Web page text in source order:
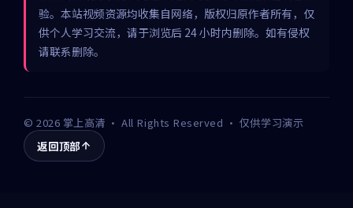
验。本站视频资源均收集自网络，版权归原作者所有，仅
供个人学习交流，请于浏览后 24 小时内删除。如有侵权
请联系删除。
©2026 掌上高清 · All Rights Reserved · 仅供学习演示
返回顶部